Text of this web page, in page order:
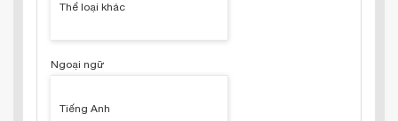
Thể loại khác
Ngoại ngữ
Tiếng Anh